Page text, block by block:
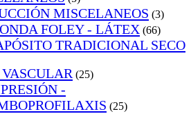
MISCELANEOS (3)
FOLEY - LÁTEX (66)
TRADICIONAL SECO
(25)
-
(25)